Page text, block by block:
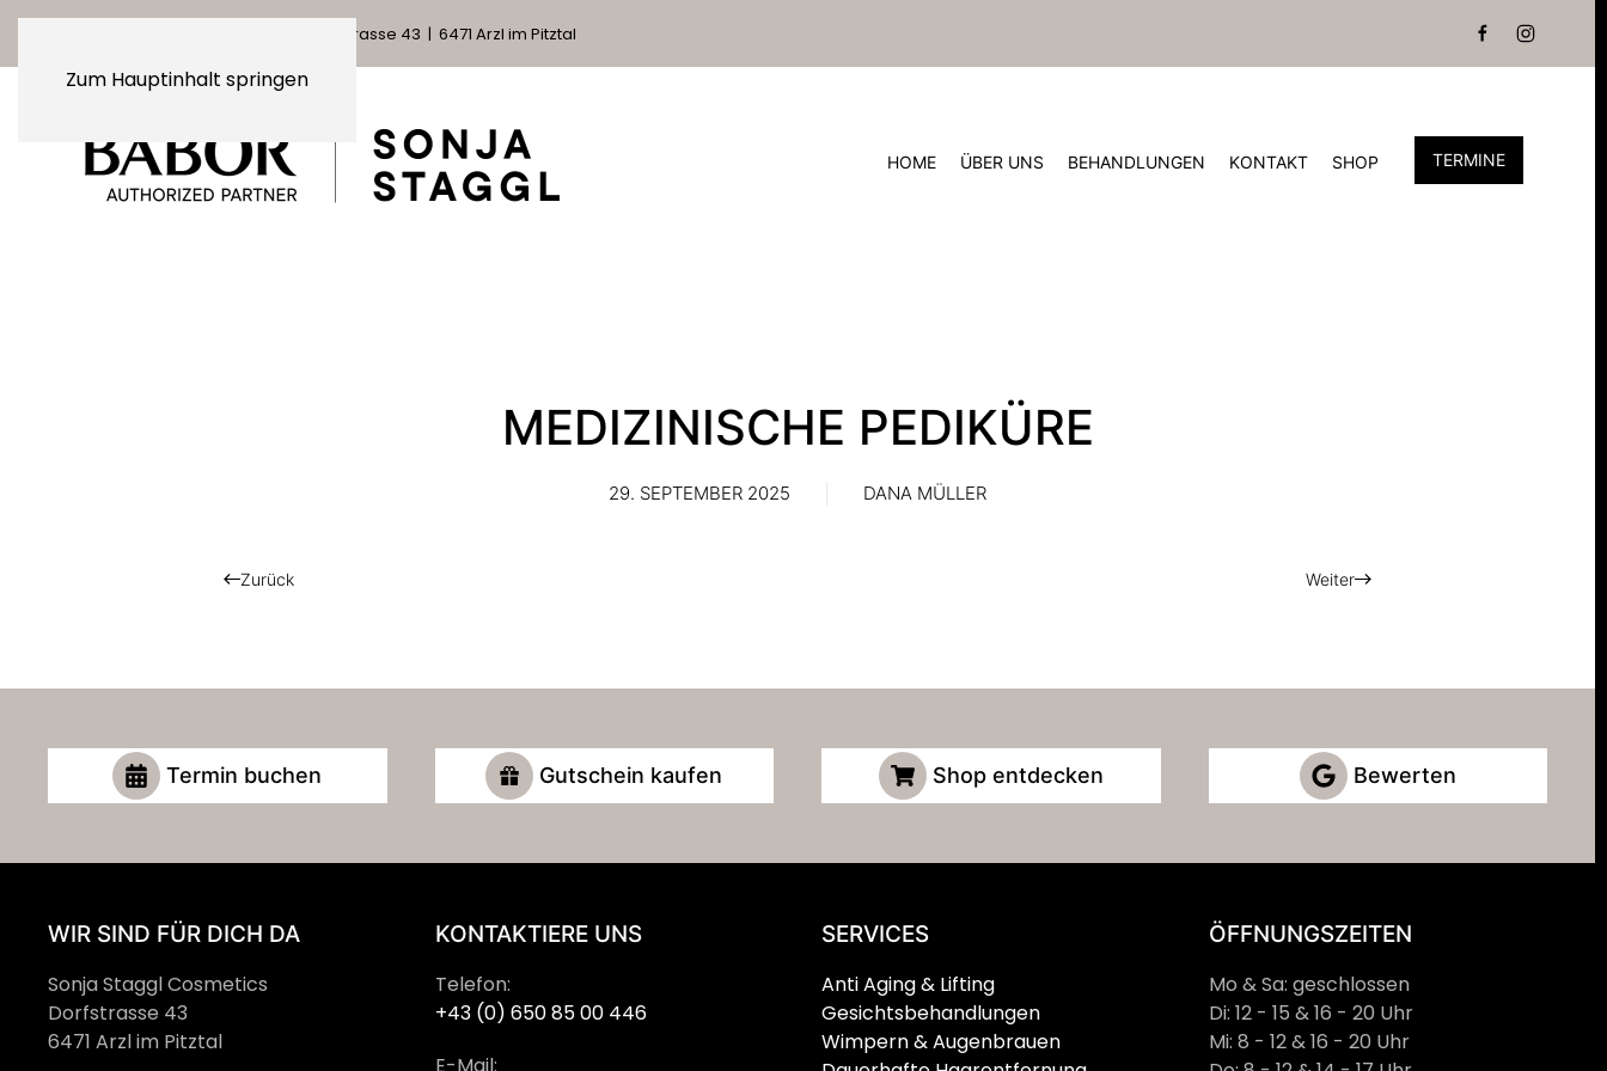
Zum Hauptinhalt springen
| Dorfstrasse 43 | 6471 Arzl im Pitztal
HOME ÜBER UNS BEHANDLUNGEN KONTAKT SHOP TERMINE
MEDIZINISCHE PEDIKÜRE
29. SEPTEMBER 2025 DANA MÜLLER
Zurück Weiter
Termin buchen Gutschein kaufen Shop entdecken Bewerten
WIR SIND FÜR DICH DA
Sonja Staggl Cosmetics
Dorfstrasse 43
6471 Arzl im Pitztal
KONTAKTIERE UNS
Telefon:
+43 (0) 650 85 00 446
SERVICES
Anti Aging & Lifting
Gesichtsbehandlungen
Wimpern & Augenbrauen
ÖFFNUNGSZEITEN
Mo & Sa: geschlossen
Di: 12 - 15 & 16 - 20 Uhr
Mi: 8 - 12 & 16 - 20 Uhr